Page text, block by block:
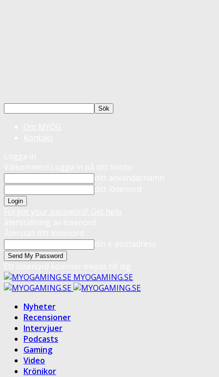
MYOGAMING.SE
Nyheter
Recensioner
Intervjuer
Podcasts
Gaming
Video
Krönikor